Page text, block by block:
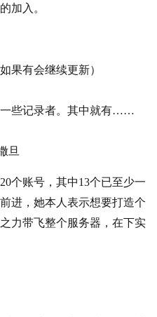
加入。
果有会继续更新）
些记录者。其中就有……
旦
20个账号，其中13个已至少一
进，她本人表示想要打造个
力带飞整个服务器，在下实